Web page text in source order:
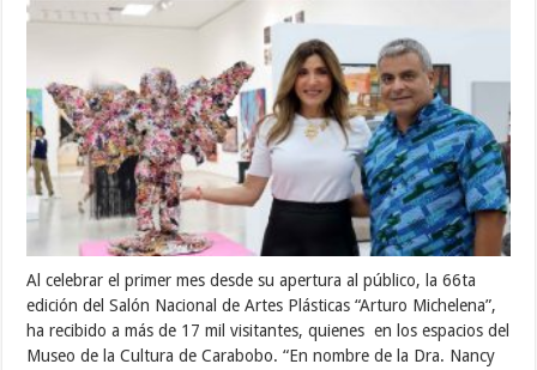
Al celebrar el primer mes desde su apertura al público, la 66ta
edición del Salón Nacional de Artes Plásticas “Arturo Michelena”,
ha recibido a más de 17 mil visitantes, quienes en los espacios del
Museo de la Cultura de Carabobo. “En nombre de la Dra. Nancy